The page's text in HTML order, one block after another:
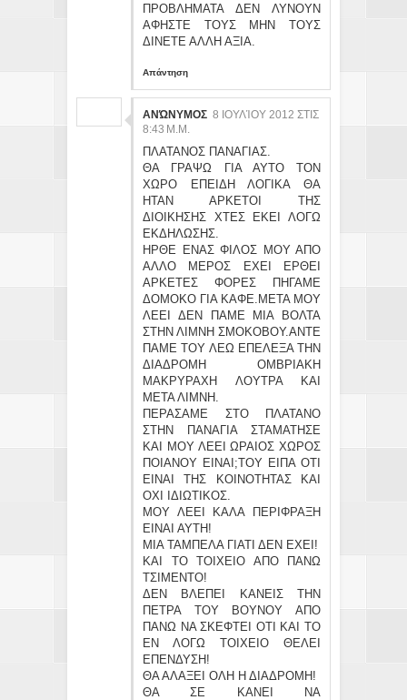
ΠΡΟΒΛΗΜΑΤΑ ΔΕΝ ΛΥΝΟΥΝ
ΑΦΗΣΤΕ ΤΟΥΣ ΜΗΝ ΤΟΥΣ
ΔΙΝΕΤΕ ΑΛΛΗ ΑΞΙΑ.
Απάντηση
ΑΝΏΝΥΜΟΣ 8 ΙΟΥΛΊΟΥ 2012 ΣΤΙΣ
8:43 Μ.Μ.
ΠΛΑΤΑΝΟΣ ΠΑΝΑΓΙΑΣ.
ΘΑ ΓΡΑΨΩ ΓΙΑ ΑΥΤΟ ΤΟΝ
ΧΩΡΟ ΕΠΕΙΔΗ ΛΟΓΙΚΑ ΘΑ
ΗΤΑΝ ΑΡΚΕΤΟΙ ΤΗΣ
ΔΙΟΙΚΗΣΗΣ ΧΤΕΣ ΕΚΕΙ ΛΟΓΩ
ΕΚΔΗΛΩΣΗΣ.
ΗΡΘΕ ΕΝΑΣ ΦΙΛΟΣ ΜΟΥ ΑΠΟ
ΑΛΛΟ ΜΕΡΟΣ ΕΧΕΙ ΕΡΘΕΙ
ΑΡΚΕΤΕΣ ΦΟΡΕΣ ΠΗΓΑΜΕ
ΔΟΜΟΚΟ ΓΙΑ ΚΑΦΕ.ΜΕΤΑ ΜΟΥ
ΛΕΕΙ ΔΕΝ ΠΑΜΕ ΜΙΑ ΒΟΛΤΑ
ΣΤΗΝ ΛΙΜΝΗ ΣΜΟΚΟΒΟΥ.ΑΝΤΕ
ΠΑΜΕ ΤΟΥ ΛΕΩ ΕΠΕΛΕΞΑ ΤΗΝ
ΔΙΑΔΡΟΜΗ ΟΜΒΡΙΑΚΗ
ΜΑΚΡΥΡΑΧΗ ΛΟΥΤΡΑ ΚΑΙ
ΜΕΤΑ ΛΙΜΝΗ.
ΠΕΡΑΣΑΜΕ ΣΤΟ ΠΛΑΤΑΝΟ
ΣΤΗΝ ΠΑΝΑΓΙΑ ΣΤΑΜΑΤΗΣΕ
ΚΑΙ ΜΟΥ ΛΕΕΙ ΩΡΑΙΟΣ ΧΩΡΟΣ
ΠΟΙΑΝΟΥ ΕΙΝΑΙ;ΤΟΥ ΕΙΠΑ ΟΤΙ
ΕΙΝΑΙ ΤΗΣ ΚΟΙΝΟΤΗΤΑΣ ΚΑΙ
ΟΧΙ ΙΔΙΩΤΙΚΟΣ.
ΜΟΥ ΛΕΕΙ ΚΑΛΑ ΠΕΡΙΦΡΑΞΗ
ΕΙΝΑΙ ΑΥΤΗ!
ΜΙΑ ΤΑΜΠΕΛΑ ΓΙΑΤΙ ΔΕΝ ΕΧΕΙ!
ΚΑΙ ΤΟ ΤΟΙΧΕΙΟ ΑΠΟ ΠΑΝΩ
ΤΣΙΜΕΝΤΟ!
ΔΕΝ ΒΛΕΠΕΙ ΚΑΝΕΙΣ ΤΗΝ
ΠΕΤΡΑ ΤΟΥ ΒΟΥΝΟΥ ΑΠΟ
ΠΑΝΩ ΝΑ ΣΚΕΦΤΕΙ ΟΤΙ ΚΑΙ ΤΟ
ΕΝ ΛΟΓΩ ΤΟΙΧΕΙΟ ΘΕΛΕΙ
ΕΠΕΝΔΥΣΗ!
ΘΑ ΑΛΑΞΕΙ ΟΛΗ Η ΔΙΑΔΡΟΜΗ!
ΘΑ ΣΕ ΚΑΝΕΙ ΝΑ